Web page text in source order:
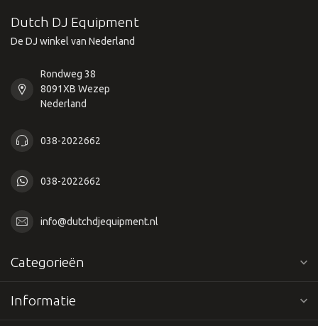
Dutch DJ Equipment
De DJ winkel van Nederland
Rondweg 38
8091XB Wezep
Nederland
038-2022662
038-2022662
info@dutchdjequipment.nl
Categorieën
Informatie